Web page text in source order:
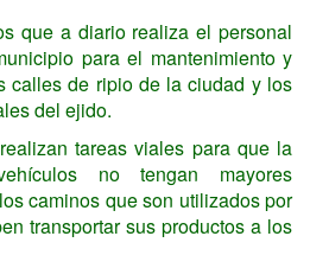
que a diario realiza el personal
para el mantenimiento y
calles de ripio de la ciudad y los
del ejido.
tareas viales para que la
no tengan mayores
caminos que son utilizados por
transportar sus productos a los